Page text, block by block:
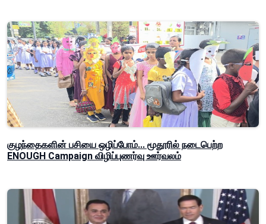
குழந்தைகளின் பசியை ஒழிப்போம்... மூதூரில் நடைபெற்ற
ENOUGH Campaign விழிப்புணர்வு ஊர்வலம்